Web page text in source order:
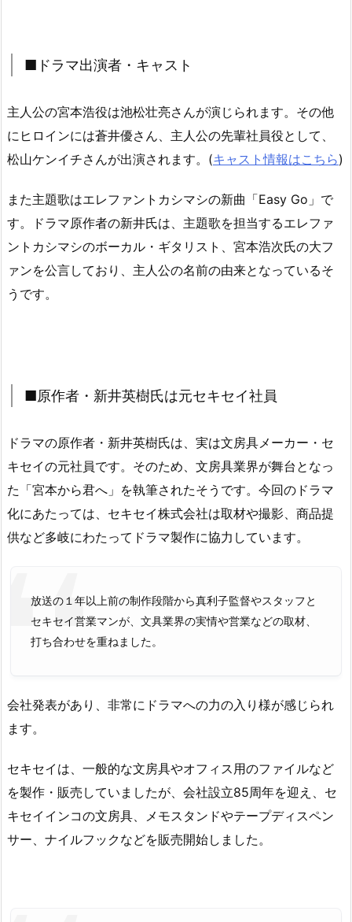
■ドラマ出演者・キャスト
主人公の宮本浩役は池松壮亮さんが演じられます。その他
にヒロインには蒼井優さん、主人公の先輩社員役として、
松山ケンイチさんが出演されます。(キャスト情報はこちら)
また主題歌はエレファントカシマシの新曲「Easy Go」で
す。ドラマ原作者の新井氏は、主題歌を担当するエレファ
ントカシマシのボーカル・ギタリスト、宮本浩次氏の大フ
ァンを公言しており、主人公の名前の由来となっているそ
うです。
■原作者・新井英樹氏は元セキセイ社員
ドラマの原作者・新井英樹氏は、実は文房具メーカー・セ
キセイの元社員です。そのため、文房具業界が舞台となっ
た「宮本から君へ」を執筆されたそうです。今回のドラマ
化にあたっては、セキセイ株式会社は取材や撮影、商品提
供など多岐にわたってドラマ製作に協力しています。
放送の１年以上前の制作段階から真利子監督やスタッフと
セキセイ営業マンが、文具業界の実情や営業などの取材、
打ち合わせを重ねました。
会社発表があり、非常にドラマへの力の入り様が感じられ
ます。
セキセイは、一般的な文房具やオフィス用のファイルなど
を製作・販売していましたが、会社設立85周年を迎え、セ
キセイインコの文房具、メモスタンドやテープディスペン
サー、ナイルフックなどを販売開始しました。